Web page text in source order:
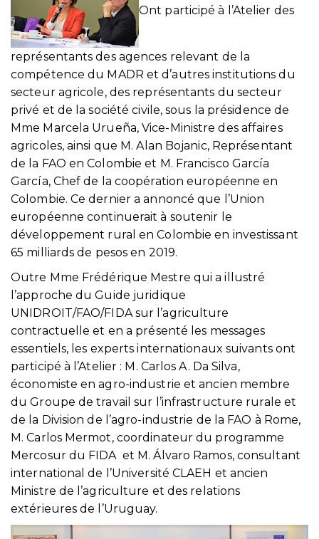
Ont participé à l’Atelier des
représentants des agences relevant de la
compétence du MADR et d’autres institutions du
secteur agricole, des représentants du secteur
privé et de la société civile, sous la présidence de
Mme Marcela Urueña, Vice-Ministre des affaires
agricoles, ainsi que M. Alan Bojanic, Représentant
de la FAO en Colombie et M. Francisco García
García, Chef de la coopération européenne en
Colombie. Ce dernier a annoncé que l’Union
européenne continuerait à soutenir le
développement rural en Colombie en investissant
65 milliards de pesos en 2019.
Outre Mme Frédérique Mestre qui a illustré
l’approche du Guide juridique
UNIDROIT/FAO/FIDA sur l’agriculture
contractuelle et en a présenté les messages
essentiels, les experts internationaux suivants ont
participé à l’Atelier : M. Carlos A. Da Silva,
économiste en agro-industrie et ancien membre
du Groupe de travail sur l’infrastructure rurale et
de la Division de l’agro-industrie de la FAO à Rome,
M. Carlos Mermot, coordinateur du programme
Mercosur du FIDA et M. Álvaro Ramos, consultant
international de l’Université CLAEH et ancien
Ministre de l’agriculture et des relations
extérieures de l’Uruguay.